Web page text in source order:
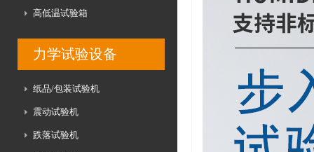
高低温试验箱
力学试验设备
纸品/包装试验机
震动试验机
跌落试验机